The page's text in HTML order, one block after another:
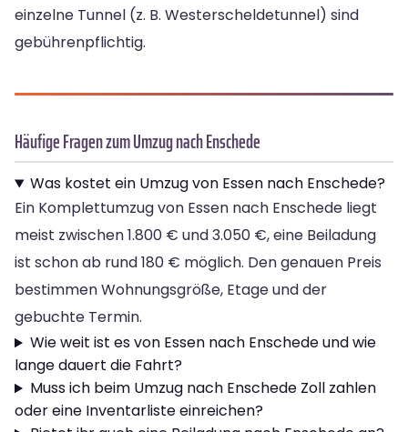
einzelne Tunnel (z. B. Westerscheldetunnel) sind
gebührenpflichtig.
Häufige Fragen zum Umzug nach Enschede
Was kostet ein Umzug von Essen nach Enschede?
Ein Komplettumzug von Essen nach Enschede liegt
meist zwischen 1.800 € und 3.050 €, eine Beiladung
ist schon ab rund 180 € möglich. Den genauen Preis
bestimmen Wohnungsgröße, Etage und der
gebuchte Termin.
Wie weit ist es von Essen nach Enschede und wie
lange dauert die Fahrt?
Muss ich beim Umzug nach Enschede Zoll zahlen
oder eine Inventarliste einreichen?